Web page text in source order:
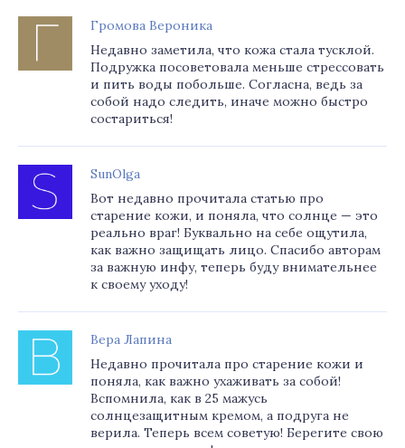
Громова Вероника
Недавно заметила, что кожа стала тусклой.
Подружка посоветовала меньше стрессовать
и пить воды побольше. Согласна, ведь за
собой надо следить, иначе можно быстро
состариться!
SunOlga
Вот недавно прочитала статью про
старение кожи, и поняла, что солнце — это
реально враг! Буквально на себе ощутила,
как важно защищать лицо. Спасибо авторам
за важную инфу, теперь буду внимательнее
к своему уходу!
Вера Лапина
Недавно прочитала про старение кожи и
поняла, как важно ухаживать за собой!
Вспомнила, как в 25 мажусь
солнцезащитным кремом, а подруга не
верила. Теперь всем советую! Берегите свою